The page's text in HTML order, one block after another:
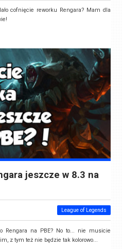
cofnięcie reworku Rengara? Mam dla
jeszcze w 8.3 na
League of Legends
Rengara na PBE? No to... nie musicie
z tym też nie będzie tak kolorowo...